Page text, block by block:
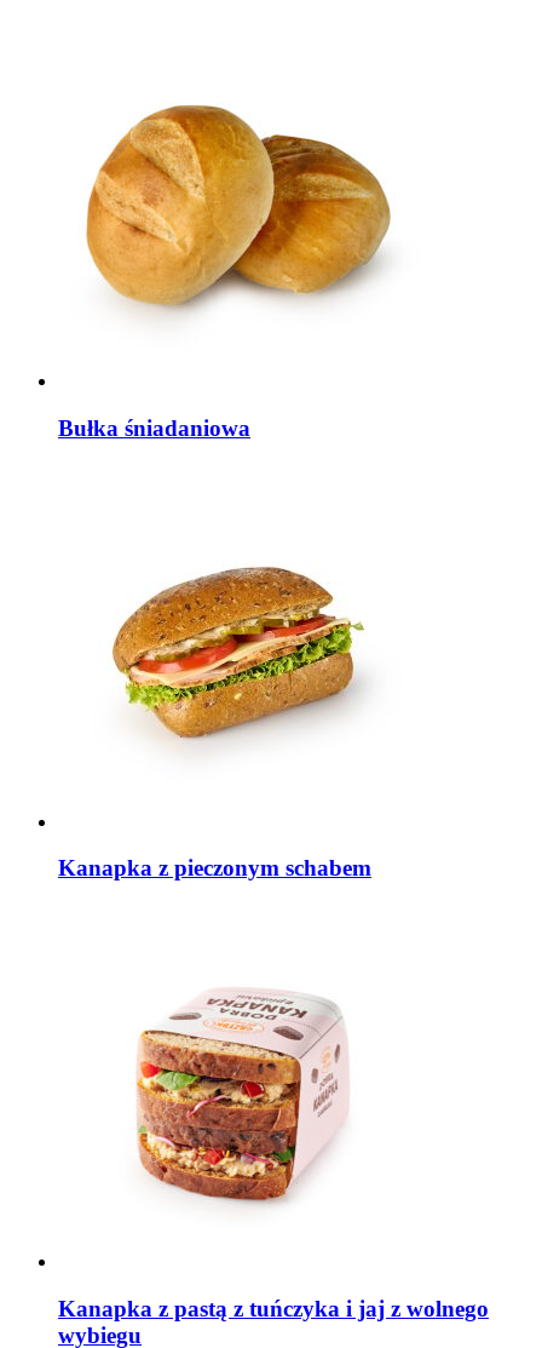
Bułka śniadaniowa
Kanapka z pieczonym schabem
Kanapka z pastą z tuńczyka i jaj z wolnego
wybiegu